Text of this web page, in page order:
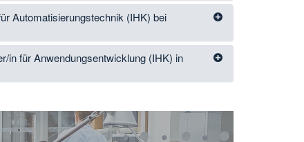
Automatisierungstechnik (IHK) bei
in für Anwendungsentwicklung (IHK) in